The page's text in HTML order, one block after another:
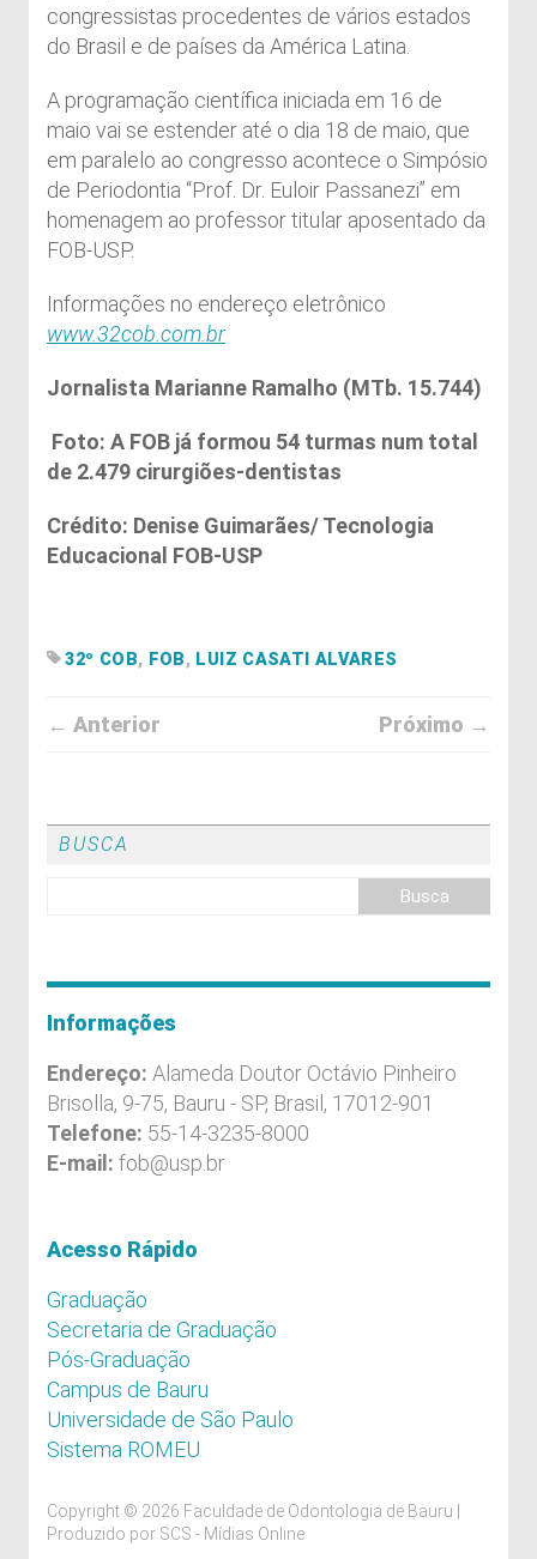
congressistas procedentes de vários estados
do Brasil e de países da América Latina.
A programação científica iniciada em 16 de
maio vai se estender até o dia 18 de maio, que
em paralelo ao congresso acontece o Simpósio
de Periodontia “Prof. Dr. Euloir Passanezi” em
homenagem ao professor titular aposentado da
FOB-USP.
Informações no endereço eletrônico
www.32cob.com.br
Jornalista Marianne Ramalho (MTb. 15.744)
Foto: A FOB já formou 54 turmas num total
de 2.479 cirurgiões-dentistas
Crédito: Denise Guimarães/ Tecnologia
Educacional FOB-USP
32º COB, FOB, LUIZ CASATI ALVARES
← Anterior Próximo →
BUSCA
Informações
Endereço: Alameda Doutor Octávio Pinheiro
Brisolla, 9-75, Bauru - SP, Brasil, 17012-901
Telefone: 55-14-3235-8000
E-mail: fob@usp.br
Acesso Rápido
Graduação
Secretaria de Graduação
Pós-Graduação
Campus de Bauru
Universidade de São Paulo
Sistema ROMEU
Copyright © 2026 Faculdade de Odontologia de Bauru |
Produzido por SCS - Mídias Online